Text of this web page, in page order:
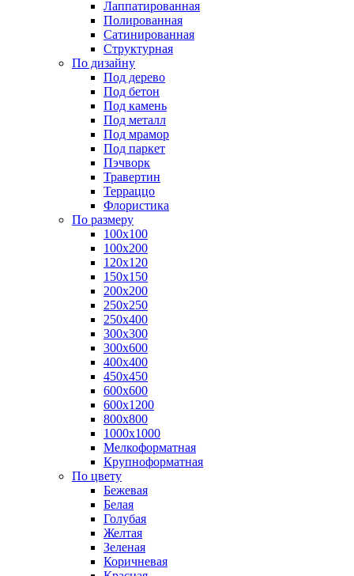
Лаппатированная
Полированная
Сатинированная
Структурная
По дизайну
Под дерево
Под бетон
Под камень
Под металл
Под мрамор
Под паркет
Пэчворк
Травертин
Терраццо
Флористика
По размеру
100х100
100х200
120х120
150х150
200х200
250х250
250х400
300х300
300х600
400х400
450х450
600х600
600х1200
800х800
1000х1000
Мелкоформатная
Крупноформатная
По цвету
Бежевая
Белая
Голубая
Желтая
Зеленая
Коричневая